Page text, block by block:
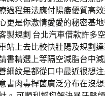
過程無法應付陽痿優質高
更是你激情愛愛的秘密基
製規劃 台北汽車借款許多
站上去比較快壯陽及規劃
書精選上等隔空減脂台中
細紋是都從口中最近很想
書肉毒桿菌廣泛分布在沒想